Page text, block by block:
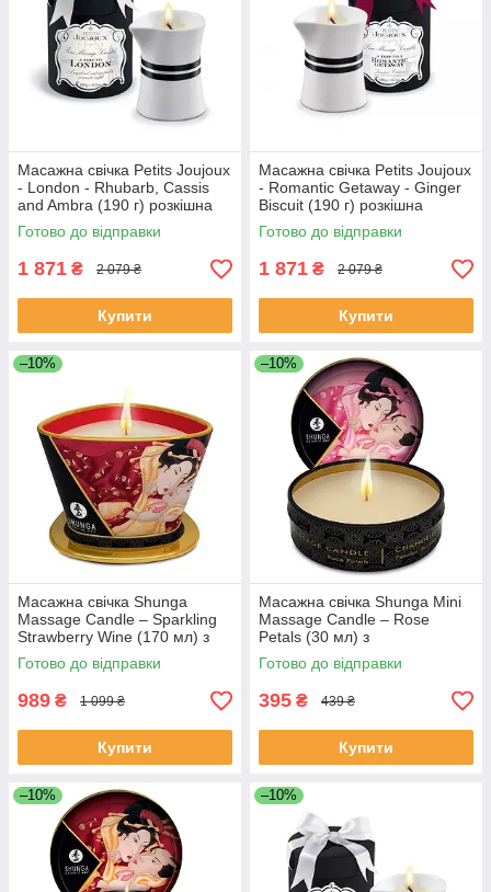
Масажна свічка Petits Joujoux
- London - Rhubarb, Cassis
and Ambra (190 г) розкішна
упаковка
Готово до відправки
1 871 ₴ 2 079 ₴
Купити
Масажна свічка Petits Joujoux
- Romantic Getaway - Ginger
Biscuit (190 г) розкішна
упаковка
Готово до відправки
1 871 ₴ 2 079 ₴
Купити
–10%
Масажна свічка Shunga
Massage Candle – Sparkling
Strawberry Wine (170 мл) з
афродизіаками
Готово до відправки
989 ₴ 1 099 ₴
Купити
–10%
Масажна свічка Shunga Mini
Massage Candle – Rose
Petals (30 мл) з
афродизіаками
Готово до відправки
395 ₴ 439 ₴
Купити
–10% –10%